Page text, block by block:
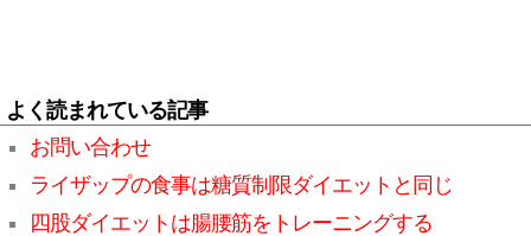
よく読まれている記事
お問い合わせ
ライザップの食事は糖質制限ダイエットと同じ
四股ダイエットは腸腰筋をトレーニングする